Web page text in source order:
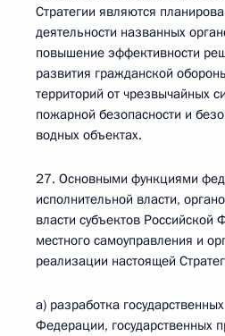
Стратегии являются
деятельности названных
повышение эффективности
развития гражданской
территорий от чрезвычайных
пожарной безопасности и
водных объектах.
27. Основными функциями
исполнительной власти,
власти субъектов Российской
местного самоуправления и
реализации настоящей
а) разработка
Федерации, государственных